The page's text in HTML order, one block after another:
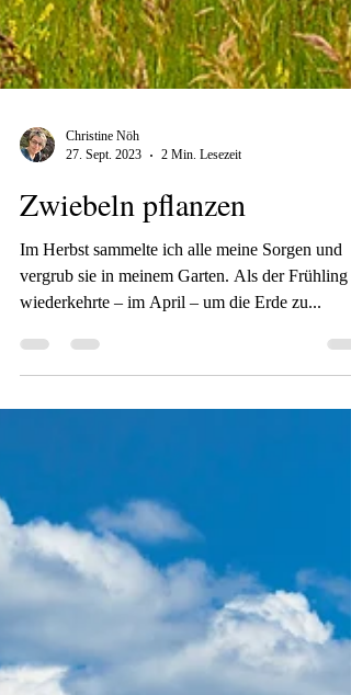
Christine Nöh
27. Sept. 2023
2 Min. Lesezeit
Zwiebeln pflanzen
Im Herbst sammelte ich alle meine Sorgen und
vergrub sie in meinem Garten. Als der Frühling